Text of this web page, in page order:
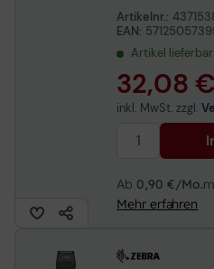
Artikelnr.:
EAN:
Artikel
32,08 €
inkl. MwSt. zzgl.
Ab 0,90 €/Mo.
Mehr erfahren